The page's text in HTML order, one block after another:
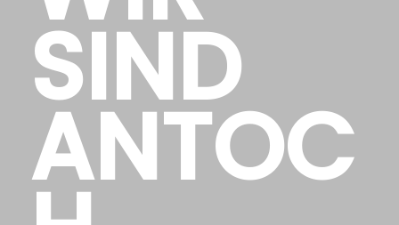
SIND
ANTOC